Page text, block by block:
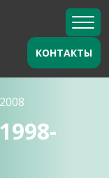
КОНТАКТЫ